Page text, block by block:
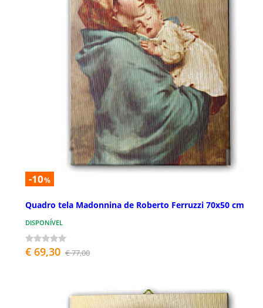
-10%
Quadro tela Madonnina de Roberto Ferruzzi 70x50 cm
DISPONÍVEL
€ 69,30 € 77,00